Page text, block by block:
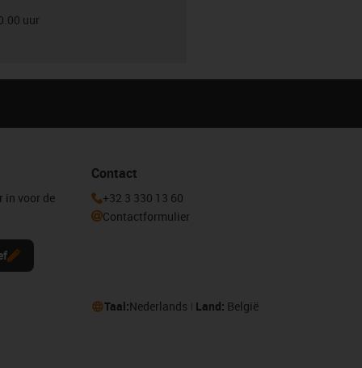
uur
in voor de
Contact
+32 3 330 13 60
Contactformulier
Taal:Nederlands Land: België